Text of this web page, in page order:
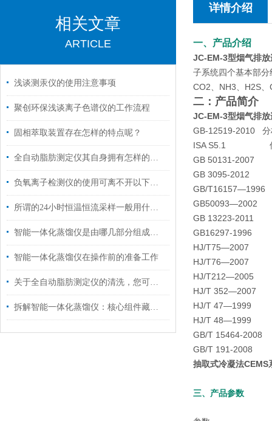
相关文章
ARTICLE
浅谈测汞仪的使用注意事项
聚创环保浅谈离子色谱仪的工作流程
固相萃取装置存在怎样的特点呢？
全自动脂肪测定仪其自身拥有怎样的特点呢？
负氧离子检测仪的使用可离不开以下维护
所谓的24小时恒温恒流采样一般用什么仪器？
智能一体化蒸馏仪是由哪几部分组成的呢？
智能一体化蒸馏仪在操作前的准备工作
关于全自动脂肪测定仪的清洗，您可知晓？
拆解智能一体化蒸馏仪：核心组件藏着哪些“高效密码”？
详情介绍
一、产品介绍
JC-EM-3型烟气排
子系统四个基本部
CO2、NH3、H2S
二：产品简介
JC-EM-3型烟气排
GB-12519-2010 分
ISA S5.1 仪表
GB 50131-2007
GB 3095-2012
GB/T16157—1996
GB50093—2002
GB 13223-2011
GB16297-1996
HJ/T75—2007 固
HJ/T76—2007 固
HJ/T212—2005 污
HJ/T 352—2007 环
HJ/T 47—1999
HJ/T 48—1999
GB/T 15464-2008
GB/T 191-2008
抽取式冷凝法CEMS
三、产品参数